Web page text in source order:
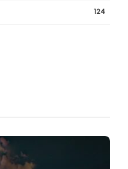
124